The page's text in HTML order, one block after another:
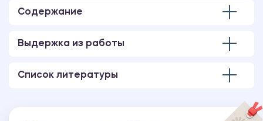
выполненная в программе MS PowerPoint.
Содержание
Выдержка из работы
Список литературы